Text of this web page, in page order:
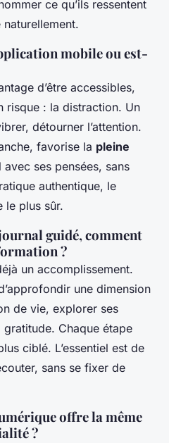
ce qu’ils ressentent
mobile ou est-
d’être accessibles,
risque : la distraction. Un
détourner l’attention.
favorise la pleine
avec ses pensées, sans
authentique, le
le plus sûr.
guidé, comment
?
un accomplissement.
une dimension
de vie, explorer ses
Chaque étape
ciblé. L’essentiel est de
sans se fixer de
offre la même
?